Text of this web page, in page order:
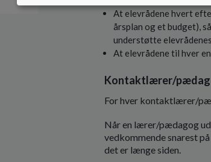
At elevrådene hvert
årsplan og et budget),
understøtte
At elevrådene til hver
Kontaktlærer/
For hver kontaktlærer/
Når en lærer/pædagog
vedkommende snarest
det er længe siden.